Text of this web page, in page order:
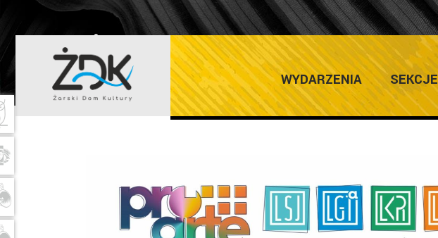
WYDARZENIA SEKCJE
ŻARSKI DOM KULTURY